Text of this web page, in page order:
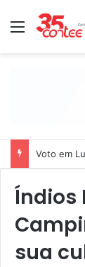
Menu
Voto em
Índios
sua